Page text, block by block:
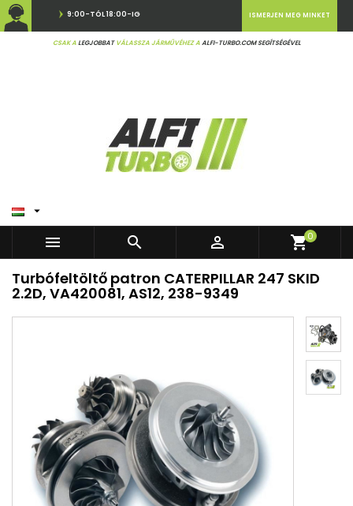
9:00-TÓL 18:00-IG
CSAK ALEGJOBBATVÁLASSZA JÁRMŰVÉHEZ AALFI-TURBO.COM SEGÍTSÉGÉVEL
ISMERJEN MEG MINKET

   shopping_cart0
Turbófeltöltő patron CATERPILLAR 247 SKID
2.2D, VA420081, AS12, 238-9349